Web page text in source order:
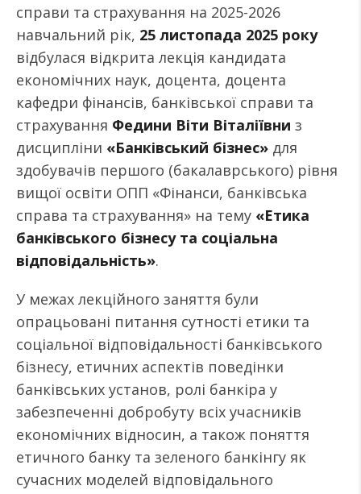
справи та страхування на 2025-2026
навчальний рік, 25 листопада 2025 року
відбулася відкрита лекція кандидата
економічних наук, доцента, доцента
кафедри фінансів, банківської справи та
страхування Федини Віти Віталіївни з
дисципліни «Банківський бізнес» для
здобувачів першого (бакалаврського) рівня
вищої освіти ОПП «Фінанси, банківська
справа та страхування» на тему «Етика
банківського бізнесу та соціальна
відповідальність».
У межах лекційного заняття були
опрацьовані питання сутності етики та
соціальної відповідальності банківського
бізнесу, етичних аспектів поведінки
банківських установ, ролі банкіра у
забезпеченні добробуту всіх учасників
економічних відносин, а також поняття
етичного банку та зеленого банкінгу як
сучасних моделей відповідального